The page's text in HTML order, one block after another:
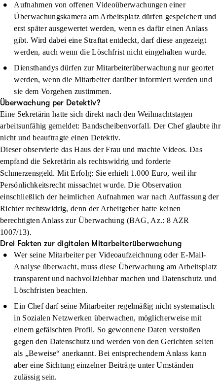
Aufnahmen von offenen Videoüberwachungen einer
Überwachungskamera am Arbeitsplatz dürfen gespeichert und
erst später ausgewertet werden, wenn es dafür einen Anlass
gibt. Wird dabei eine Straftatentdeckt, darf diese angezeigt
werden, auch wenn die Löschfrist nicht eingehalten wurde.
Diensthandys dürfen zur Mitarbeiterüberwachung nur geortet
werden, wenn die Mitarbeiter darüber informiert werden und
sie dem Vorgehen zustimmen.
Überwachung per Detektiv?
Eine Sekretärin hatte sich direkt nach den Weihnachtstagen
arbeitsunfähig gemeldet: Bandscheibenvorfall. Der Chef glaubte ihr
nicht und beauftragte einen Detektiv.
Dieser observierte das Haus der Frau und machte Videos. Das
empfand die Sekretärin als rechtswidrig und forderte
Schmerzensgeld. Mit Erfolg: Sie erhielt 1.000 Euro, weil ihr
Persönlichkeitsrecht missachtet wurde. Die Observation
einschließlich der heimlichen Aufnahmen war nach Auffassung der
Richter rechtswidrig, denn der Arbeitgeber hatte keinen
berechtigten Anlass zur Überwachung (BAG, Az.: 8 AZR
1007/13).
Drei Fakten zur digitalen Mitarbeiterüberwachung
Wer seine Mitarbeiter per Videoaufzeichnung oder E-Mail-
Analyse überwacht, muss diese Überwachung am Arbeitsplatz
transparent und nachvollziehbarmachen und Datenschutz und
Löschfristen beachten.
Ein Chef darf seine Mitarbeiter regelmäßig nicht systematisch
in Sozialen Netzwerken überwachen, möglicherweise mit
einem gefälschten Profil. So gewonnene Daten verstoßen
gegen den Datenschutz und werden von den Gerichten selten
als „Beweise“ anerkannt. Bei entsprechendem Anlass kann
aber eine Sichtung einzelner Beiträge unter Umständen
zulässig sein.